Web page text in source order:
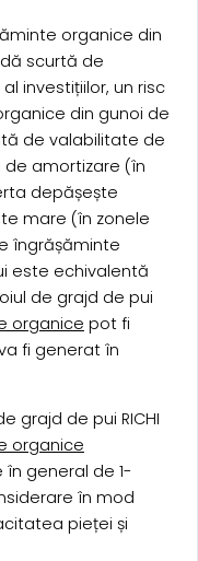
organice din
scurtă de
investițiilor, un risc
din gunoi de
de valabilitate de
de amortizare (în
depășește
mare (în zonele
îngrășăminte
este echivalentă
de grajd de pui
organice pot fi
fi generat în
grajd de pui RICHI
organice
general de 1-
în mod
pieței și